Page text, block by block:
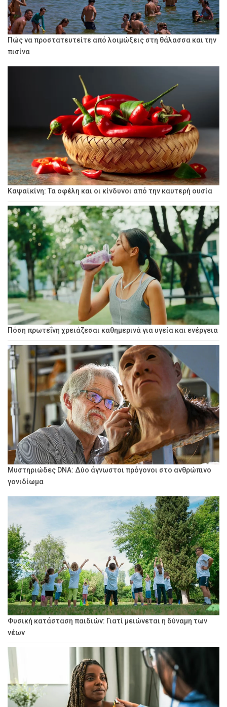
Πώς να προστατευτείτε από λοιμώξεις στη θάλασσα και την
πισίνα
Καψαϊκίνη: Τα οφέλη και οι κίνδυνοι από την καυτερή ουσία
Πόση πρωτεΐνη χρειάζεσαι καθημερινά για υγεία και ενέργεια
Μυστηριώδες DNA: Δύο άγνωστοι πρόγονοι στο ανθρώπινο
γονιδίωμα
Φυσική κατάσταση παιδιών: Γιατί μειώνεται η δύναμη των
νέων